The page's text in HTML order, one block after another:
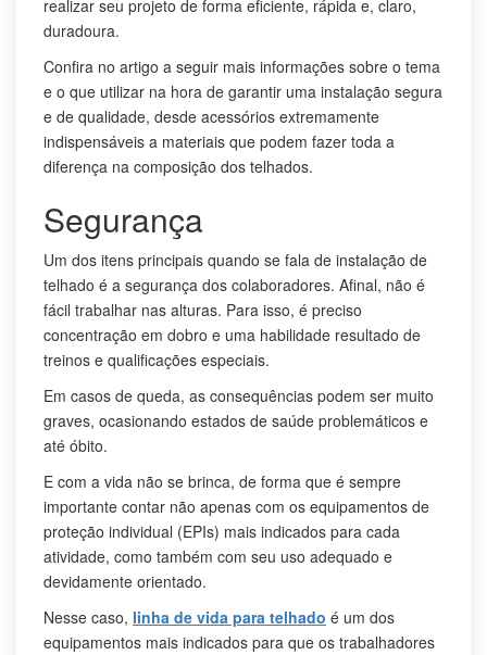
realizar seu projeto de forma eficiente, rápida e, claro,
duradoura.
Confira no artigo a seguir mais informações sobre o tema
e o que utilizar na hora de garantir uma instalação segura
e de qualidade, desde acessórios extremamente
indispensáveis a materiais que podem fazer toda a
diferença na composição dos telhados.
Segurança
Um dos itens principais quando se fala de instalação de
telhado é a segurança dos colaboradores. Afinal, não é
fácil trabalhar nas alturas. Para isso, é preciso
concentração em dobro e uma habilidade resultado de
treinos e qualificações especiais.
Em casos de queda, as consequências podem ser muito
graves, ocasionando estados de saúde problemáticos e
até óbito.
E com a vida não se brinca, de forma que é sempre
importante contar não apenas com os equipamentos de
proteção individual (EPIs) mais indicados para cada
atividade, como também com seu uso adequado e
devidamente orientado.
Nesse caso, linha de vida para telhado é um dos
equipamentos mais indicados para que os trabalhadores